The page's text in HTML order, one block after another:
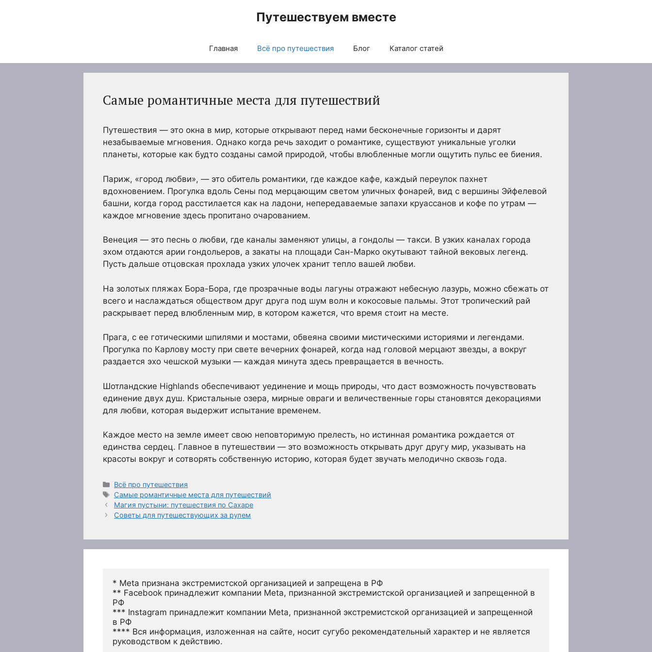
Путешествуем вместе
Главная Всё про путешествия Блог Каталог статей
Самые романтичные места для путешествий
Путешествия — это окна в мир, которые открывают перед нами бесконечные горизонты и дарят
незабываемые мгновения. Однако когда речь заходит о романтике, существуют уникальные уголки
планеты, которые как будто созданы самой природой, чтобы влюбленные могли ощутить пульс ее биения.
Париж, «город любви», — это обитель романтики, где каждое кафе, каждый переулок пахнет
вдохновением. Прогулка вдоль Сены под мерцающим светом уличных фонарей, вид с вершины Эйфелевой
башни, когда город расстилается как на ладони, непередаваемые запахи круассанов и кофе по утрам —
каждое мгновение здесь пропитано очарованием.
Венеция — это песнь о любви, где каналы заменяют улицы, а гондолы — такси. В узких каналах города
эхом отдаются арии гондольеров, а закаты на площади Сан-Марко окутывают тайной вековых легенд.
Пусть дальше отцовская прохлада узких улочек хранит тепло вашей любви.
На золотых пляжах Бора-Бора, где прозрачные воды лагуны отражают небесную лазурь, можно сбежать от
всего и наслаждаться обществом друг друга под шум волн и кокосовые пальмы. Этот тропический рай
раскрывает перед влюбленным мир, в котором кажется, что время стоит на месте.
Прага, с ее готическими шпилями и мостами, обвеяна своими мистическими историями и легендами.
Прогулка по Карлову мосту при свете вечерних фонарей, когда над головой мерцают звезды, а вокруг
раздается эхо чешской музыки — каждая минута здесь превращается в вечность.
Шотландские Highlands обеспечивают уединение и мощь природы, что даст возможность почувствовать
единение двух душ. Кристальные озера, мирные овраги и величественные горы становятся декорациями
для любви, которая выдержит испытание временем.
Каждое место на земле имеет свою неповторимую прелесть, но истинная романтика рождается от
единства сердец. Главное в путешествии — это возможность открывать друг другу мир, указывать на
красоты вокруг и сотворять собственную историю, которая будет звучать мелодично сквозь года.
Рубрики
Всё про путешествия
Метки
Самые романтичные места для путешествий
Магия пустыни: путешествия по Сахаре
Советы для путешествующих за рулем
* Meta признана экстремистской организацией и запрещена в РФ
** Facebook принадлежит компании Meta, признанной экстремистской организацией и запрещенной в
РФ
*** Instagram принадлежит компании Meta, признанной экстремистской организацией и запрещенной
в РФ
**** Вся информация, изложенная на сайте, носит сугубо рекомендательный характер и не является
руководством к действию.